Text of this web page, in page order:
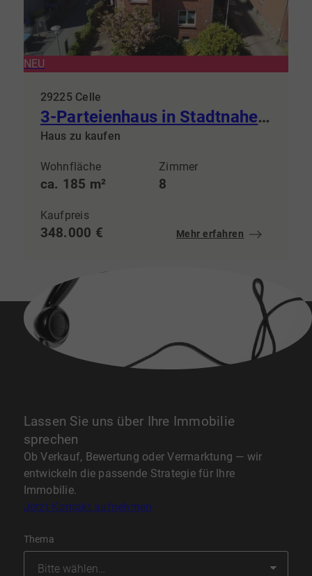
NEU
29225 Celle
3-Parteienhaus in Stadtnaher-Lage
Haus zu kaufen
Wohnfläche
ca. 185 m²
Zimmer
8
Kaufpreis
348.000 € Mehr erfahren
Lassen Sie uns über Ihre Immobilie
sprechen
Ob Verkauf, Bewertung oder Vermarktung — wir
entwickeln die passende Strategie für Ihre
Immobilie.
Jetzt Kontakt aufnehmen
Thema